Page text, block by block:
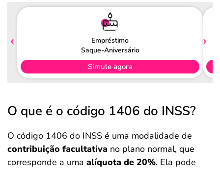
Empréstimo
Saque-Aniversário
Simule agora
O que é o código 1406 do INSS?
O código 1406 do INSS é uma modalidade de
contribuição facultativa no plano normal, que
corresponde a uma alíquota de 20%. Ela pode